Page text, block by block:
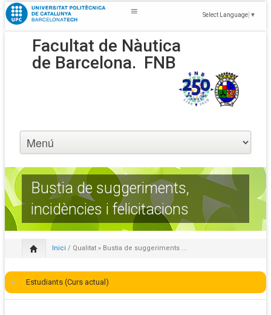
Select Language ▼
Facultat de Nàutica
de Barcelona. FNB
Bustia de suggeriments,
incidències i felicitacions
Inici / Qualitat » Bustia de suggeriments ...
Estudiants (Curs actual)